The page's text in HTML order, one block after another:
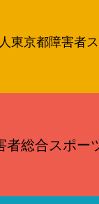
東京都障害者
者総合スポー